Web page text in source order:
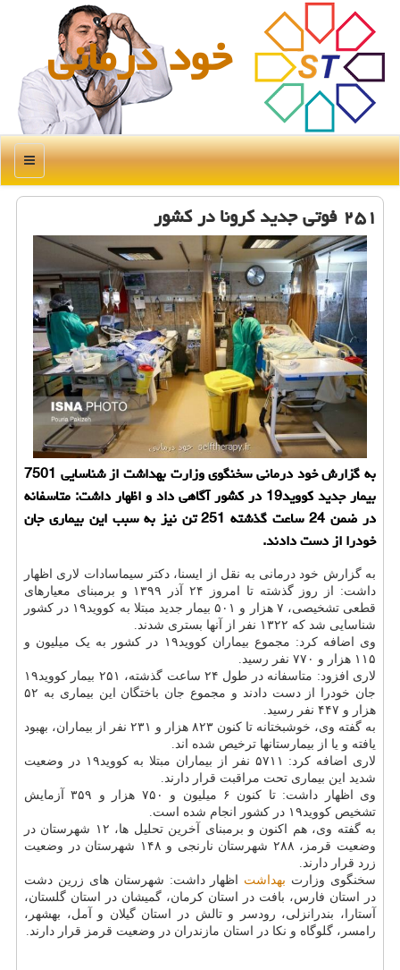
خود درمانی
منو
۲۵۱ فوتی جدید كرونا در كشور
به گزارش خود درمانی سخنگوی وزارت بهداشت از شناسایی 7501
بیمار جدید کووید19 در کشور آگاهی داد و اظهار داشت: متاسفانه
در ضمن 24 ساعت گذشته 251 تن نیز به سبب این بیماری جان
خودرا از دست دادند.
به گزارش خود درمانی به نقل از ایسنا، دکتر سیماسادات لاری اظهار
داشت: از روز گذشته تا امروز ۲۴ آذر ۱۳۹۹ و برمبنای معیارهای
قطعی تشخیصی، ۷ هزار و ۵۰۱ بیمار جدید مبتلا به کووید۱۹ در کشور
شناسایی شد که ۱۳۲۲ نفر از آنها بستری شدند.
وی اضافه کرد: مجموع بیماران کووید۱۹ در کشور به یک میلیون و
۱۱۵ هزار و ۷۷۰ نفر رسید.
لاری افزود: متاسفانه در طول ۲۴ ساعت گذشته، ۲۵۱ بیمار کووید۱۹
جان خودرا از دست دادند و مجموع جان باختگان این بیماری به ۵۲
هزار و ۴۴۷ نفر رسید.
به گفته وی، خوشبختانه تا کنون ۸۲۳ هزار و ۲۳۱ نفر از بیماران، بهبود
یافته و یا از بیمارستانها ترخیص شده اند.
لاری اضافه کرد: ۵۷۱۱ نفر از بیماران مبتلا به کووید۱۹ در وضعیت
شدید این بیماری تحت مراقبت قرار دارند.
وی اظهار داشت: تا کنون ۶ میلیون و ۷۵۰ هزار و ۳۵۹ آزمایش
تشخیص کووید۱۹ در کشور انجام شده است.
به گفته وی، هم اکنون و برمبنای آخرین تحلیل ها، ۱۲ شهرستان در
وضعیت قرمز، ۲۸۸ شهرستان نارنجی و ۱۴۸ شهرستان در وضعیت
زرد قرار دارند.
سخنگوی وزارت بهداشت اظهار داشت: شهرستان های زرین دشت
در استان فارس، بافت در استان کرمان، گمیشان در استان گلستان،
آستارا، بندرانزلی، رودسر و تالش در استان گیلان و آمل، بهشهر،
رامسر، گلوگاه و نکا در استان مازندران در وضعیت قرمز قرار دارند.